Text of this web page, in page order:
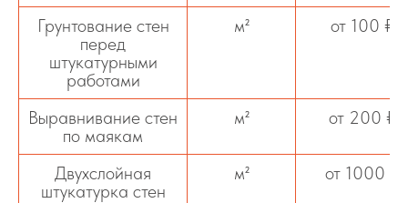
Грунтование стен
перед
штукатурными
работами
м² от 100 ₽
Выравнивание стен
по маякам
м² от 200 ₽
Двухслойная
штукатурка стен
м² от 1000 ₽